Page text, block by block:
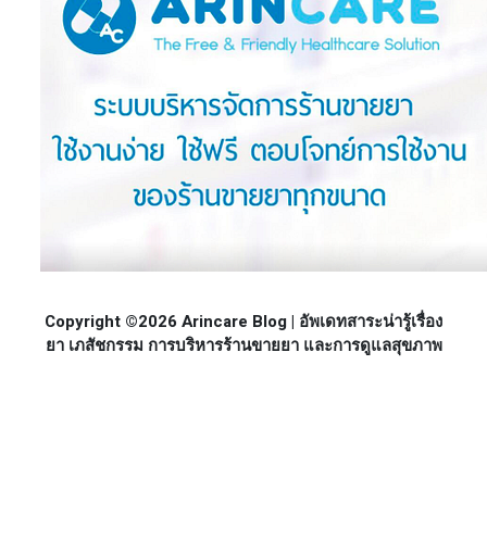
Copyright ©2026 Arincare Blog | อัพเดทสาระน่ารู้เรื่อง
ยา เภสัชกรรม การบริหารร้านขายยา และการดูแลสุขภาพ